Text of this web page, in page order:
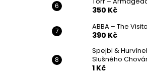
350 Kč
ABBA – The
390 Kč
Spejbl &
Slušného
1 Kč